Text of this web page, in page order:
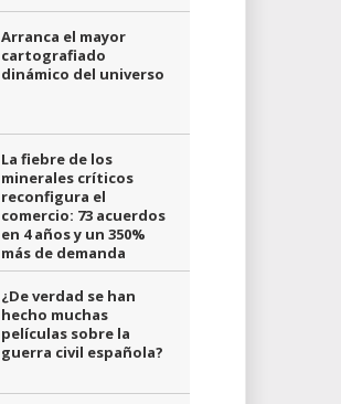
Arranca el mayor
cartografiado
dinámico del universo
La fiebre de los
minerales críticos
reconfigura el
comercio: 73 acuerdos
en 4 años y un 350%
más de demanda
¿De verdad se han
hecho muchas
películas sobre la
guerra civil española?